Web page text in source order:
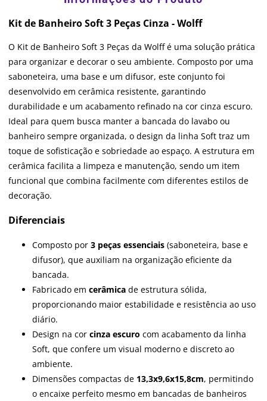
Kit de Banheiro Soft 3 Peças Cinza - Wolff
O Kit de Banheiro Soft 3 Peças da Wolff é uma solução prática
para organizar e decorar o seu ambiente. Composto por uma
saboneteira, uma base e um difusor, este conjunto foi
desenvolvido em cerâmica resistente, garantindo
durabilidade e um acabamento refinado na cor cinza escuro.
Ideal para quem busca manter a bancada do lavabo ou
banheiro sempre organizada, o design da linha Soft traz um
toque de sofisticação e sobriedade ao espaço. A estrutura em
cerâmica facilita a limpeza e manutenção, sendo um item
funcional que combina facilmente com diferentes estilos de
decoração.
Diferenciais
Composto por 3 peças essenciais (saboneteira, base e
difusor), que auxiliam na organização eficiente da
bancada.
Fabricado em cerâmica de estrutura sólida,
proporcionando maior estabilidade e resistência ao uso
diário.
Design na cor cinza escuro com acabamento da linha
Soft, que confere um visual moderno e discreto ao
ambiente.
Dimensões compactas de 13,3x9,6x15,8cm, permitindo
o encaixe perfeito mesmo em bancadas de banheiros